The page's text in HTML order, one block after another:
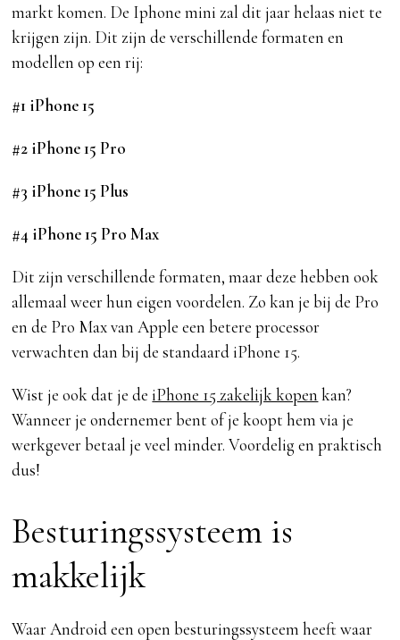
markt komen. De Iphone mini zal dit jaar helaas niet te
krijgen zijn. Dit zijn de verschillende formaten en
modellen op een rij:
#1 iPhone 15
#2 iPhone 15 Pro
#3 iPhone 15 Plus
#4 iPhone 15 Pro Max
Dit zijn verschillende formaten, maar deze hebben ook
allemaal weer hun eigen voordelen. Zo kan je bij de Pro
en de Pro Max van Apple een betere processor
verwachten dan bij de standaard iPhone 15.
Wist je ook dat je deiPhone 15 zakelijk kopen kan?
Wanneer je ondernemer bent of je koopt hem via je
werkgever betaal je veel minder. Voordelig en praktisch
dus!
Besturingssysteem is
makkelijk
Waar Android een open besturingssysteem heeft waar